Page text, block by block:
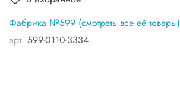
Фабрика №599 (смотреть все её товары)
арт. 599-0110-3334